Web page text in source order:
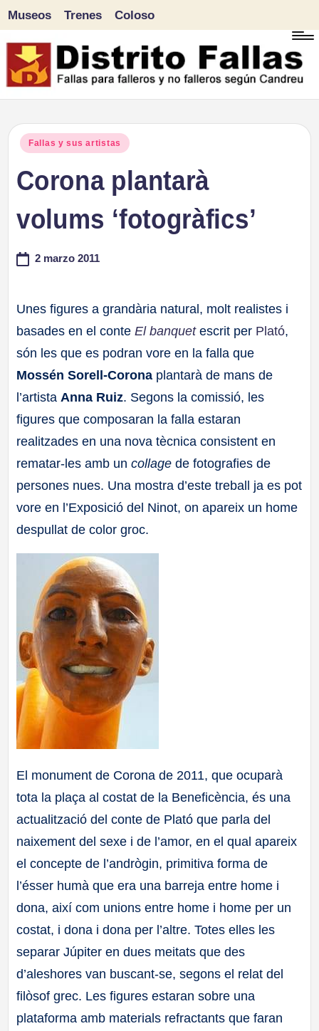
Saltar
al
Museos Trenes Coloso
Publicado
Fallas y sus artistas
Corona plantarà
volums ‘fotogràfics’
2 marzo 2011
Unes figures a grandària natural, molt realistes i
basades en el conteEl banquetescrit per Plató,
són les que es podran vore en la falla que
Mossén Sorell-Corona plantarà de mans de
l’artista Anna Ruiz. Segons la comissió, les
figures que composaran la falla estaran
realitzades en una nova tècnica consistent en
rematar-les amb uncollagede fotografies de
persones nues. Una mostra d’este treball ja es pot
vore en l’Exposició del Ninot, on apareix un home
despullat de color groc.
El monument de Corona de 2011, que ocuparà
tota la plaça al costat de la Beneficència, és una
actualització del conte de Plató que parla del
naixement del sexe i de l’amor, en el qual apareix
el concepte de l’andrògin, primitiva forma de
l’ésser humà que era una barreja entre home i
dona, així com unions entre home i home per un
costat, i dona i dona per l’altre. Totes elles les
separar Júpiter en dues meitats que des
d’aleshores van buscant-se, segons el relat del
filòsof grec. Les figures estaran sobre una
plataforma amb materials refractants que faran